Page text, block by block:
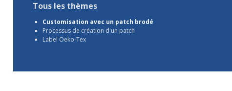
Tous les thèmes
Customisation avec un patch brodé
Processus de création d'un patch
Label Oeko-Tex